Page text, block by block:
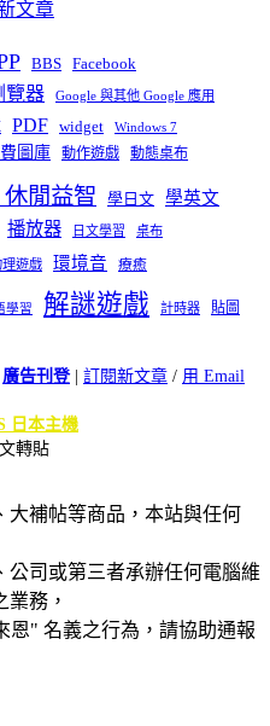
BBS Facebook
覽器 Google 與其他 Google 應用
PDF widget Windows 7
圖庫 動作遊戲 動態桌布
閒益智 學日文 學英文
播放器 日文學習 桌布
理遊戲 環境音 療癒
學習 解謎遊戲 計時器
貼圖
廣告刊登| 訂閱新文章 / 用 Email
日本主機
轉貼
大補帖等商品，本站與任何
司或第三者承辦任何電腦維
務，
恩" 名義之行為，請協助通報